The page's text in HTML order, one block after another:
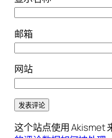
邮箱
网站
这个站点使用 Akismet